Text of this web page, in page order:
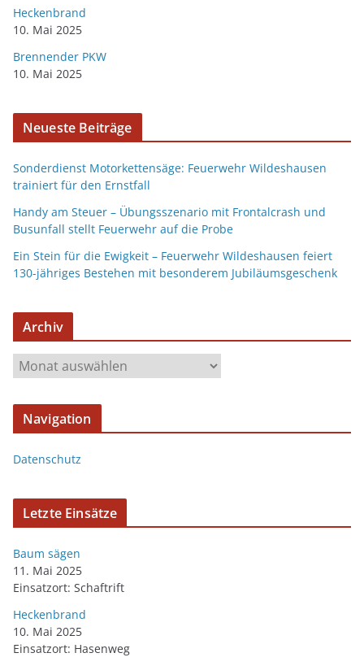
Heckenbrand
10. Mai 2025
Brennender PKW
10. Mai 2025
Neueste Beiträge
Sonderdienst Motorkettensäge: Feuerwehr Wildeshausen
trainiert für den Ernstfall
Handy am Steuer – Übungsszenario mit Frontalcrash und
Busunfall stellt Feuerwehr auf die Probe
Ein Stein für die Ewigkeit – Feuerwehr Wildeshausen feiert
130-jähriges Bestehen mit besonderem Jubiläumsgeschenk
Archiv
Navigation
Datenschutz
Letzte Einsätze
Baum sägen
11. Mai 2025
Einsatzort: Schaftrift
Heckenbrand
10. Mai 2025
Einsatzort: Hasenweg